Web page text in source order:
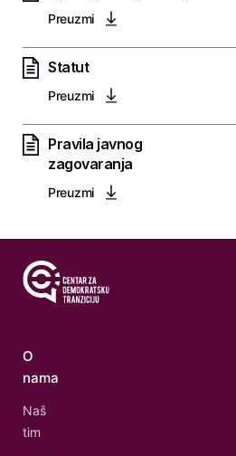
Preuzmi
Statut
Preuzmi
Pravila javnog
zagovaranja
Preuzmi
O
nama
Naš
tim